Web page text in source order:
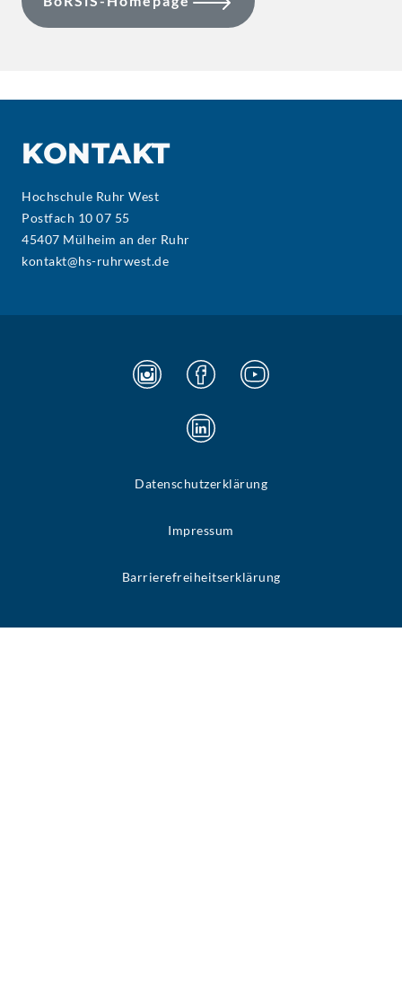
KONTAKT
Hochschule Ruhr West
Postfach 10 07 55
45407 Mülheim an der Ruhr
kontakt@hs-ruhrwest.de
Datenschutzerklärung
Impressum
Barrierefreiheitserklärung